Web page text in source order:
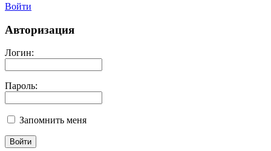
Войти
Авторизация
Логин:
Пароль:
Запомнить меня